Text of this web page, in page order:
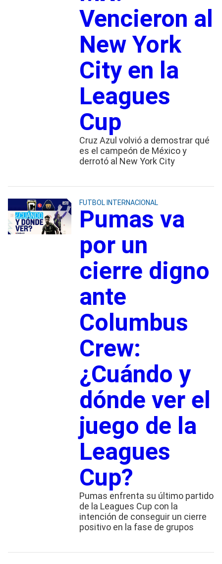
Vencieron al
New York
City en la
Leagues
Cup
Cruz Azul volvió a demostrar qué
es el campeón de México y
derrotó al New York City
FUTBOL INTERNACIONAL
Pumas va
por un
cierre digno
ante
Columbus
Crew:
¿Cuándo y
dónde ver el
juego de la
Leagues
Cup?
Pumas enfrenta su último partido
de la Leagues Cup con la
intención de conseguir un cierre
positivo en la fase de grupos